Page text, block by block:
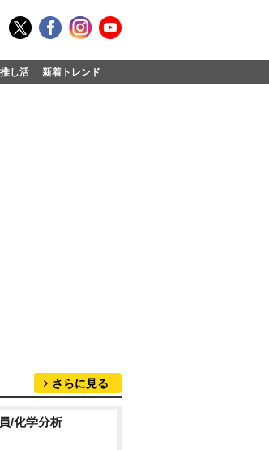
推し活 新着トレンド
さらに見る
/化学分析